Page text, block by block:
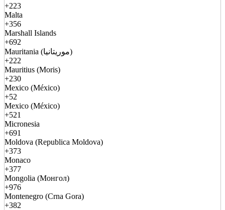
+223
Malta
+356
Marshall Islands
+692
Mauritania (موريتانيا)
+222
Mauritius (Moris)
+230
Mexico (México)
+52
Mexico (México)
+521
Micronesia
+691
Moldova (Republica Moldova)
+373
Monaco
+377
Mongolia (Монгол)
+976
Montenegro (Crna Gora)
+382